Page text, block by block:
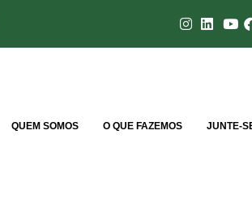
QUEM SOMOS O QUE FAZEMOS JUNTE-